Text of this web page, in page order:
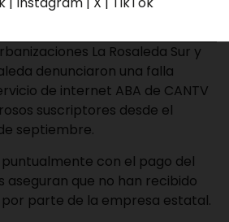
La Rosaleda Sur y
denunciaron una falla
de internet ABA de CANTV
suscriptores desde el
septiembre.
con el pago del
aseguran que no han recibido
parte de la empresa estatal.